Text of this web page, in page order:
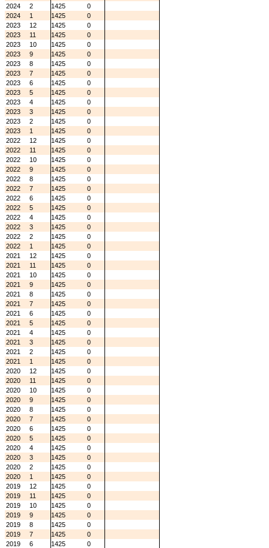
2024
2 1425
0
2024
1 1425
0
2023
12 1425
0
2023
11 1425
0
2023
10 1425
0
2023
9 1425
0
2023
8 1425
0
2023
7 1425
0
2023
6 1425
0
2023
5 1425
0
2023
4 1425
0
2023
3 1425
0
2023
2 1425
0
2023
1 1425
0
2022
12 1425
0
2022
11 1425
0
2022
10 1425
0
2022
9 1425
0
2022
8 1425
0
2022
7 1425
0
2022
6 1425
0
2022
5 1425
0
2022
4 1425
0
2022
3 1425
0
2022
2 1425
0
2022
1 1425
0
2021
12 1425
0
2021
11 1425
0
2021
10 1425
0
2021
9 1425
0
2021
8 1425
0
2021
7 1425
0
2021
6 1425
0
2021
5 1425
0
2021
4 1425
0
2021
3 1425
0
2021
2 1425
0
2021
1 1425
0
2020
12 1425
0
2020
11 1425
0
2020
10 1425
0
2020
9 1425
0
2020
8 1425
0
2020
7 1425
0
2020
6 1425
0
2020
5 1425
0
2020
4 1425
0
2020
3 1425
0
2020
2 1425
0
2020
1 1425
0
2019
12 1425
0
2019
11 1425
0
2019
10 1425
0
2019
9 1425
0
2019
8 1425
0
2019
7 1425
0
2019
6 1425
0